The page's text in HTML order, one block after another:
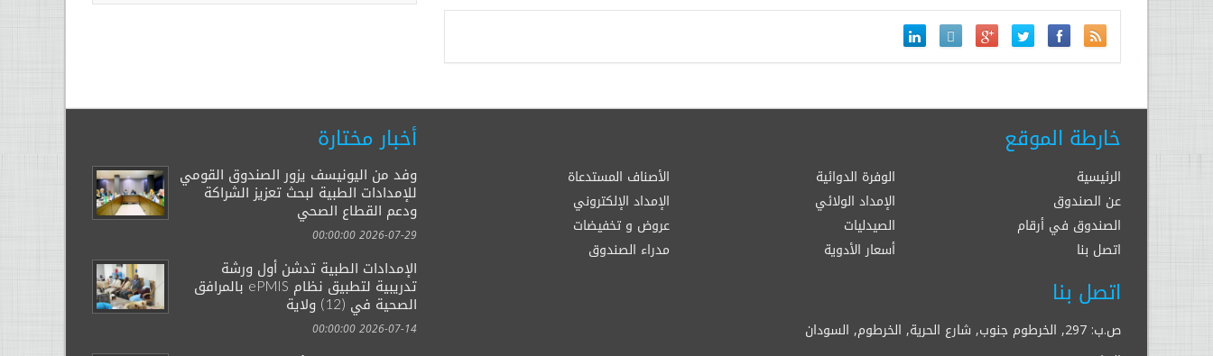
خارطة الموقع
الرئيسية الوفرة الدوائية
الأصناف المستدعاة
عن الصندوق
الإمداد الولائي
الإمداد الإلكتروني
الصندوق في أرقام
الصيدليات
عروض و تخفيضات
اتصل بنا
أسعار الأدوية مدراء الصندوق
اتصل بنا
ص.ب: 297, الخرطوم جنوب, شارع الحرية, الخرطوم, السودان
أخبار مختارة
وفد من اليونيسف يزور الصندوق القومي
للإمدادات الطبية لبحث تعزيز الشراكة
ودعم القطاع الصحي
2026-07-29 00:00:00
الإمدادات الطبية تدشن أول ورشة
تدريبية لتطبيق نظام ePMIS بالمرافق
الصحية في (12) ولاية
2026-07-14 00:00:00